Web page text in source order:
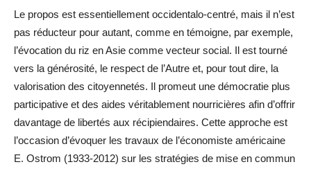
Le propos est essentiellement occidentalo-centré, mais il n’est
pas réducteur pour autant, comme en témoigne, par exemple,
l’évocation du riz en Asie comme vecteur social. Il est tourné
vers la générosité, le respect de l’Autre et, pour tout dire, la
valorisation des citoyennetés. Il promeut une démocratie plus
participative et des aides véritablement nourricières afin d’offrir
davantage de libertés aux récipiendaires. Cette approche est
l’occasion d’évoquer les travaux de l’économiste américaine
E. Ostrom (1933-2012) sur les stratégies de mise en commun